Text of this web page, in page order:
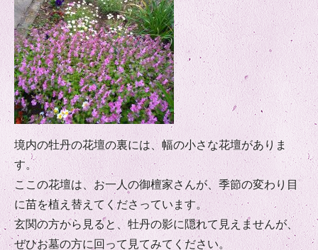
境内の牡丹の花壇の裏には、幅の小さな花壇がありま
す。
ここの花壇は、お一人の御檀家さんが、季節の変わり目
に苗を植え替えてくださっています。
玄関の方から見ると、牡丹の影に隠れて見えませんが、
ぜひお墓の方に回って見てみてください。